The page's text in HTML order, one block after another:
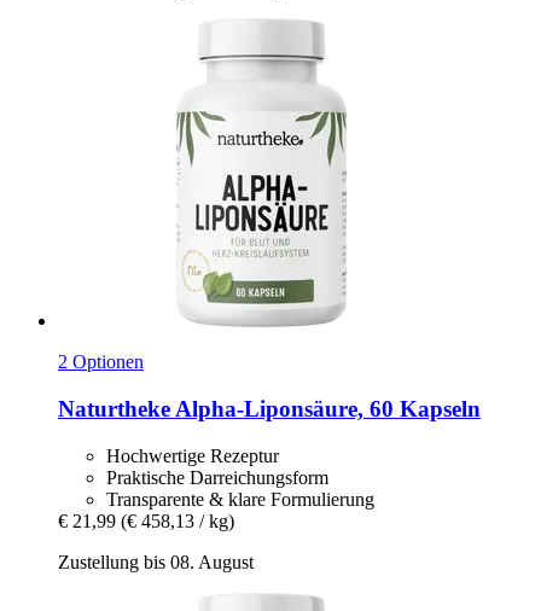
2 Optionen
Naturtheke Alpha-​Liponsäure, 60 Kapseln
Hochwertige Rezeptur
Praktische Darreichungsform
Transparente & klare Formulierung
€ 21,99 (€ 458,13 / kg)
Zustellung bis 08. August